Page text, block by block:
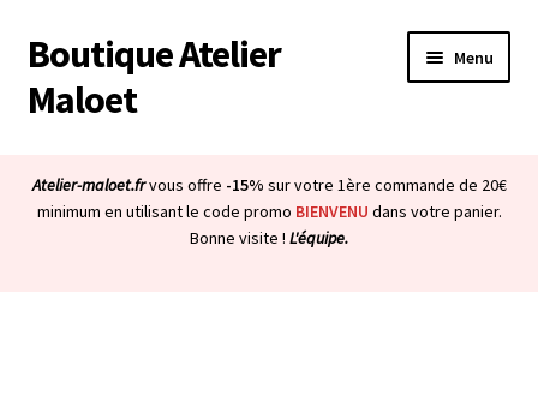
Aller
à
la
Aller
au
contenu
Boutique Atelier
Maloet
Menu
Boutique
Ouvrir
Atelier-maloet.frvous offre -15% sur votre 1ère commande de 20€
minimum en utilisant le code promo BIENVENU dans votre panier.
Bonne visite ! L'équipe.